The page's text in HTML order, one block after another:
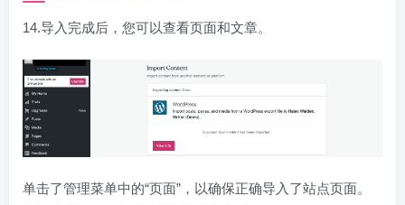
14.导入完成后，您可以查看页面和文章。
单击了管理菜单中的“页面”，以确保正确导入了站点页面。